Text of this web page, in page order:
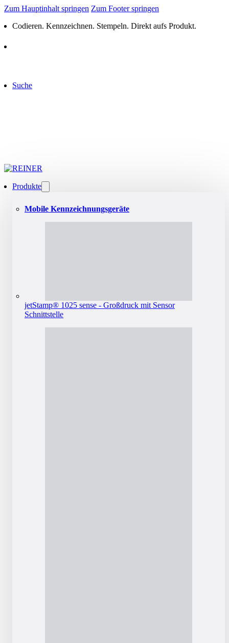
Zum Hauptinhalt springen Zum Footer springen
Codieren. Kennzeichnen. Stempeln. Direkt aufs Produkt.
Suche
Produkte
Mobile Kennzeichnungsgeräte
jetStamp® 1025 sense - Großdruck mit Sensor
Schnittstelle